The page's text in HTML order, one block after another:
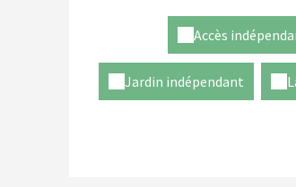
Accès
Jardin indépendant